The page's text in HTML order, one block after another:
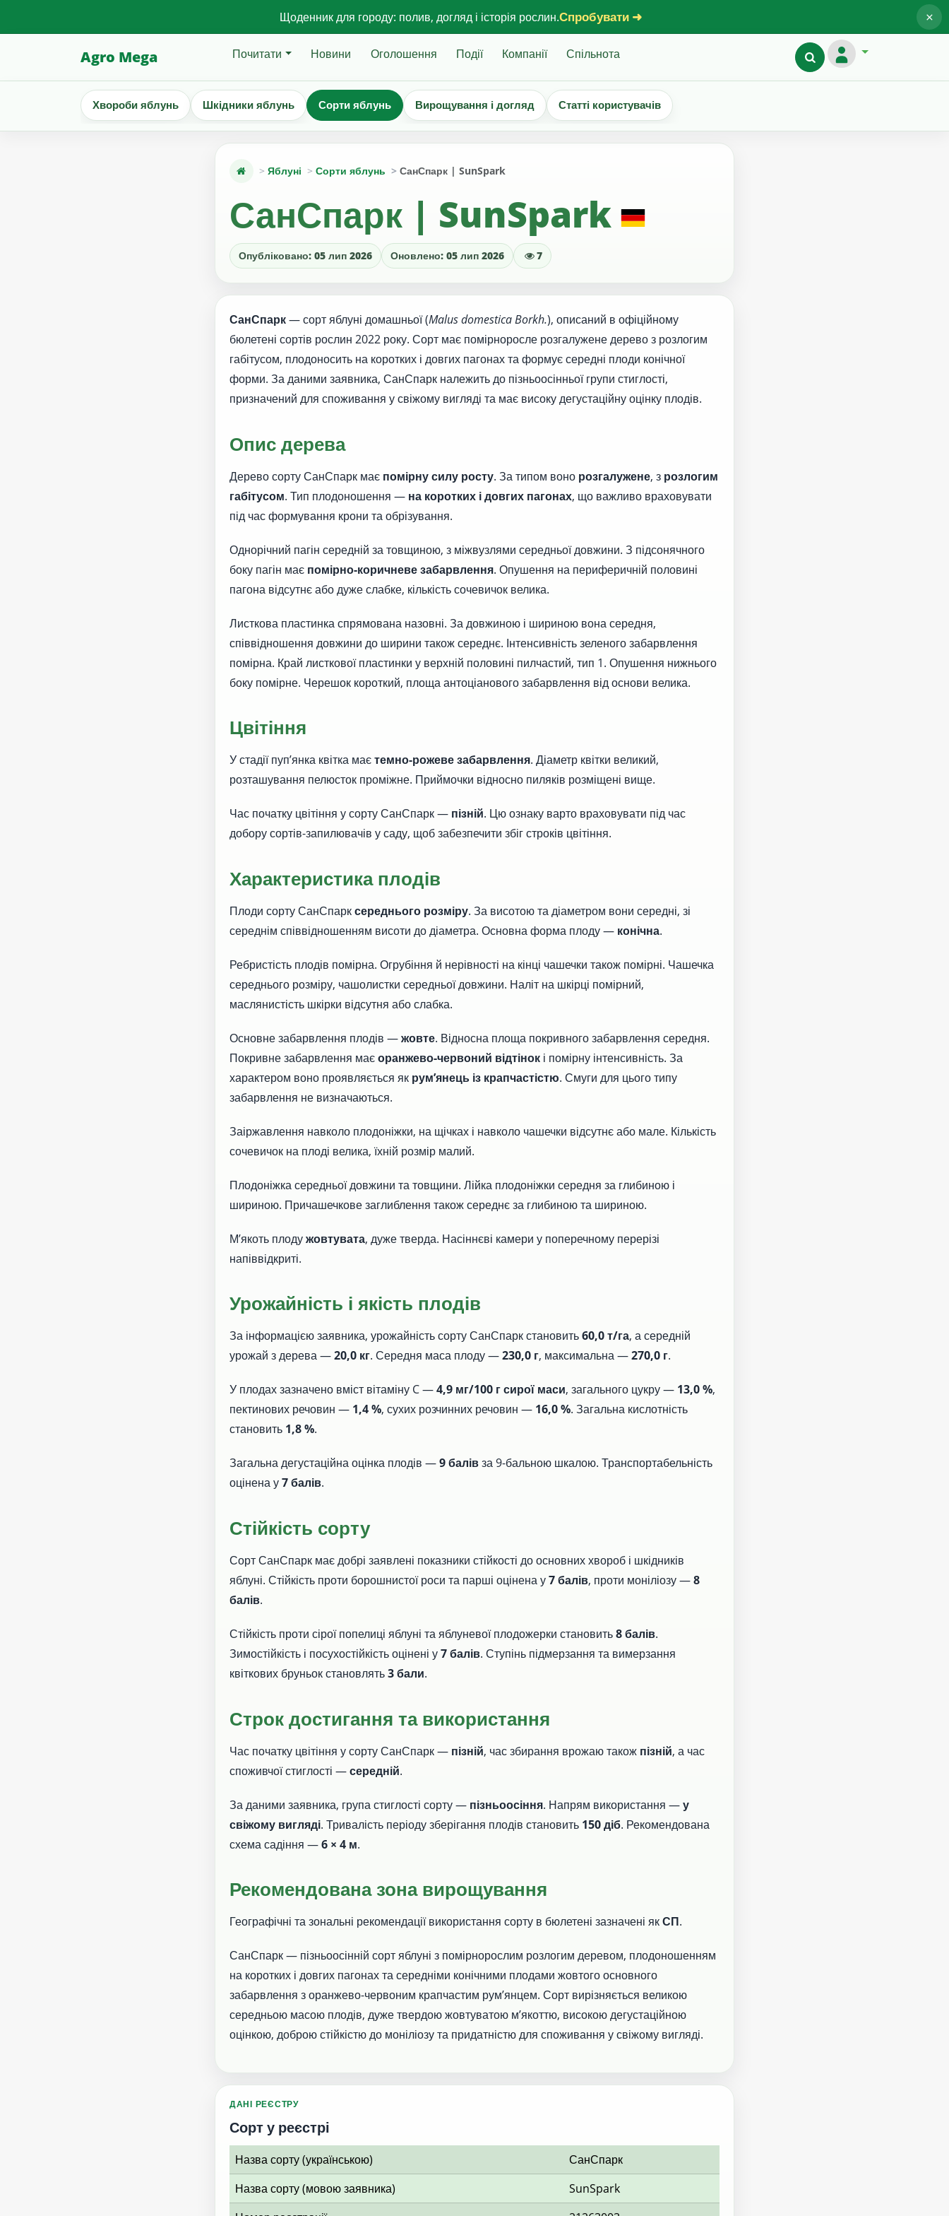
Щоденник для городу: полив, догляд і історія рослин.Спробувати ➜ ×
Agro Mega Почитати Новини Оголошення Події Компанії Спільнота
Хвороби яблунь Шкідники яблунь Сорти яблунь Вирощування і догляд Статті користувачів
Яблуні Сорти яблунь СанСпарк | SunSpark
СанСпарк | SunSpark
Опубліковано: 05 лип 2026 Оновлено: 05 лип 2026 7
СанСпарк— сорт яблуні домашньої (Malus domestica Borkh.), описаний в офіційному
бюлетені сортів рослин 2022 року. Сорт має помірноросле розгалужене дерево з розлогим
габітусом, плодоносить на коротких і довгих пагонах та формує середні плоди конічної
форми. За даними заявника, СанСпарк належить до пізньоосінньої групи стиглості,
призначений для споживання у свіжому вигляді та має високу дегустаційну оцінку плодів.
Опис дерева
Дерево сорту СанСпарк має помірну силу росту. За типом воно розгалужене, з розлогим
габітусом. Тип плодоношення — на коротких і довгих пагонах, що важливо враховувати
під час формування крони та обрізування.
Однорічний пагін середній за товщиною, з міжвузлями середньої довжини. З підсонячного
боку пагін має помірно-коричневе забарвлення. Опушення на периферичній половині
пагона відсутнє або дуже слабке, кількість сочевичок велика.
Листкова пластинка спрямована назовні. За довжиною і шириною вона середня,
співвідношення довжини до ширини також середнє. Інтенсивність зеленого забарвлення
помірна. Край листкової пластинки у верхній половині пилчастий, тип 1. Опушення нижнього
боку помірне. Черешок короткий, площа антоціанового забарвлення від основи велика.
Цвітіння
У стадії пуп’янка квітка маєтемно-рожеве забарвлення. Діаметр квітки великий,
розташування пелюсток проміжне. Приймочки відносно пиляків розміщені вище.
Час початку цвітіння у сорту СанСпарк — пізній. Цю ознаку варто враховувати під час
добору сортів-запилювачів у саду, щоб забезпечити збіг строків цвітіння.
Характеристика плодів
Плоди сорту СанСпарксереднього розміру. За висотою та діаметром вони середні, зі
середнім співвідношенням висоти до діаметра. Основна форма плоду — конічна.
Ребристість плодів помірна. Огрубіння й нерівності на кінці чашечки також помірні. Чашечка
середнього розміру, чашолистки середньої довжини. Наліт на шкірці помірний,
маслянистість шкірки відсутня або слабка.
Основне забарвлення плодів —жовте. Відносна площа покривного забарвлення середня.
Покривне забарвлення маєоранжево-червоний відтінок і помірну інтенсивність. За
характером воно проявляється як рум’янець із крапчастістю. Смуги для цього типу
забарвлення не визначаються.
Заіржавлення навколо плодоніжки, на щічках і навколо чашечки відсутнє або мале. Кількість
сочевичок на плоді велика, їхній розмір малий.
Плодоніжка середньої довжини та товщини. Лійка плодоніжки середня за глибиною і
шириною. Причашечкове заглиблення також середнє за глибиною та шириною.
М’якоть плодужовтувата, дуже тверда. Насіннєві камери у поперечному перерізі
напіввідкриті.
Урожайність і якість плодів
За інформацією заявника, урожайність сорту СанСпарк становить60,0 т/га, а середній
урожай з дерева —20,0 кг. Середня маса плоду —230,0 г, максимальна —270,0 г.
У плодах зазначено вміст вітаміну C —4,9 мг/100 г сирої маси, загального цукру — 13,0 %,
пектинових речовин — 1,4 %, сухих розчинних речовин — 16,0 %. Загальна кислотність
становить 1,8 %.
Загальна дегустаційна оцінка плодів —9 балівза 9-бальною шкалою. Транспортабельність
оцінена у7 балів.
Стійкість сорту
Сорт СанСпарк має добрі заявлені показники стійкості до основних хвороб і шкідників
яблуні. Стійкість проти борошнистої роси та парші оцінена у7 балів, проти моніліозу —8
балів.
Стійкість проти сірої попелиці яблуні та яблуневої плодожерки становить8 балів.
Зимостійкість і посухостійкість оцінені у7 балів. Ступінь підмерзання та вимерзання
квіткових бруньок становлять3 бали.
Строк достигання та використання
Час початку цвітіння у сорту СанСпарк — пізній, час збирання врожаю також пізній, а час
споживчої стиглості —середній.
За даними заявника, група стиглості сорту — пізньоосіння. Напрям використання —у
свіжому вигляді. Тривалість періоду зберігання плодів становить 150 діб. Рекомендована
схема садіння —6 × 4 м.
Рекомендована зона вирощування
Географічні та зональні рекомендації використання сорту в бюлетені зазначені якСП.
СанСпарк — пізньоосінній сорт яблуні з помірнорослим розлогим деревом, плодоношенням
на коротких і довгих пагонах та середніми конічними плодами жовтого основного
забарвлення з оранжево-червоним крапчастим рум’янцем. Сорт вирізняється великою
середньою масою плодів, дуже твердою жовтуватою м’якоттю, високою дегустаційною
оцінкою, доброю стійкістю до моніліозу та придатністю для споживання у свіжому вигляді.
ДАНІ РЕЄСТРУ
Сорт у реєстрі
Назва сорту (українською)
СанСпарк
Назва сорту (мовою заявника)
SunSpark